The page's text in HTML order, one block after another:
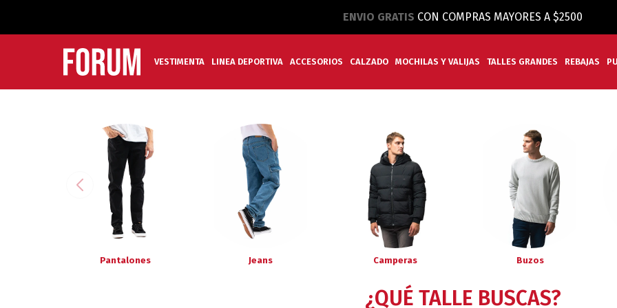
ENVIO GRATIS CON COMPRAS MAYORES A $2500
VESTIMENTA LINEA DEPORTIVA ACCESORIOS CALZADO MOCHILAS Y VALIJAS TALLES GRANDES REBAJAS
Pantalones Jeans Camperas Buzos
¿QUÉ TALLE BUSCAS?